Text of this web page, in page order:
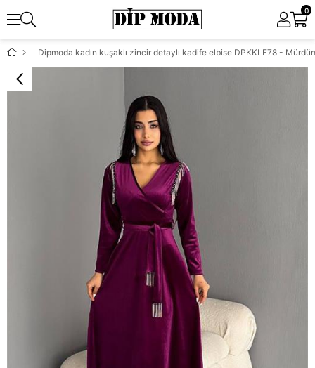
0
Dipmoda kadın kuşaklı zincir detaylı kadife elbise DPKKLF78 -